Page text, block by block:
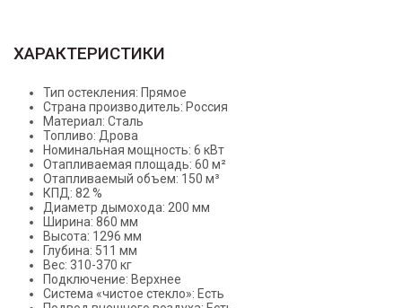
ХАРАКТЕРИСТИКИ
Тип остекления: Прямое
Страна производитель: Россия
Материал: Сталь
Топливо: Дрова
Номинальная мощность: 6 кВт
Отапливаемая площадь: 60 м²
Отапливаемый объем: 150 м³
КПД: 82 %
Диаметр дымохода: 200 мм
Ширина: 860 мм
Высота: 1296 мм
Глубина: 511 мм
Вес: 310-370 кг
Подключение: Верхнее
Система «чистое стекло»: Есть